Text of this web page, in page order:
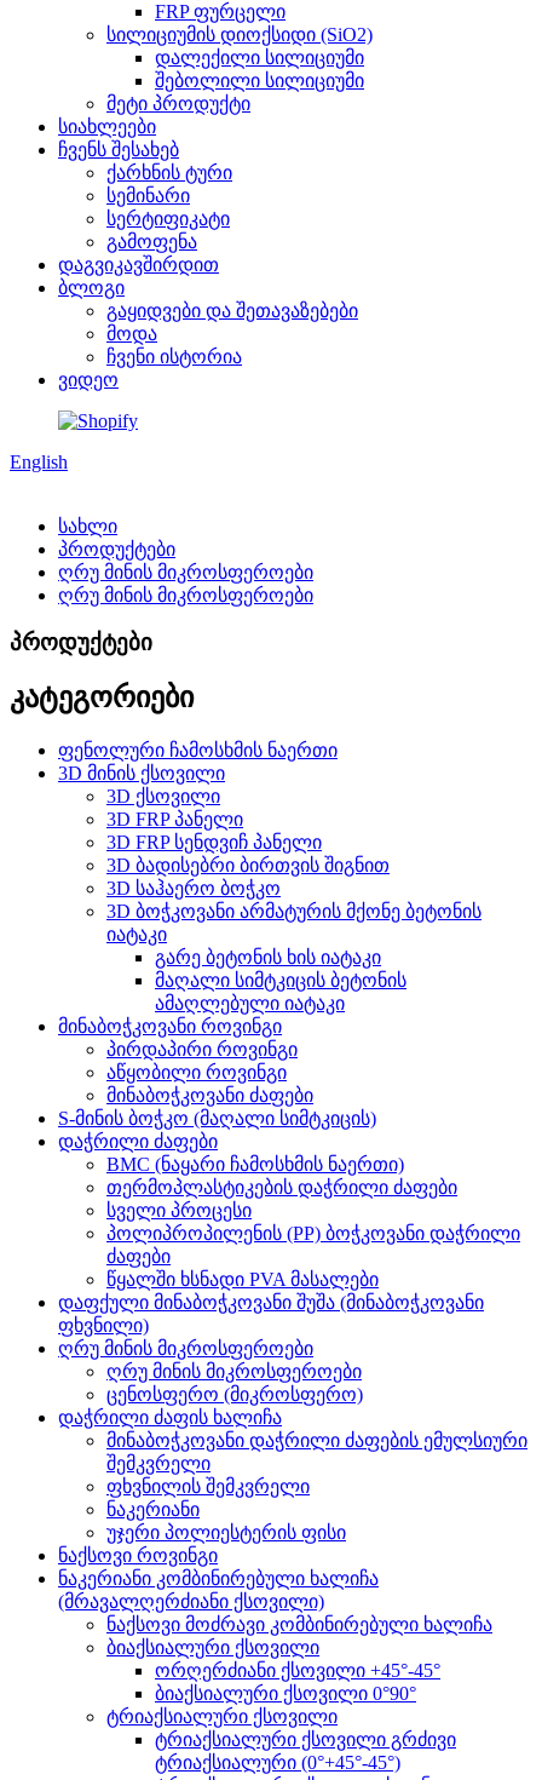
FRP ფურცელი
სილიციუმის დიოქსიდი (SiO2)
დალექილი სილიციუმი
შებოლილი სილიციუმი
მეტი პროდუქტი
სიახლეები
ჩვენს შესახებ
ქარხნის ტური
სემინარი
სერტიფიკატი
გამოფენა
დაგვიკავშირდით
ბლოგი
გაყიდვები და შეთავაზებები
მოდა
ჩვენი ისტორია
ვიდეო
English
სახლი
პროდუქტები
ღრუ მინის მიკროსფეროები
ღრუ მინის მიკროსფეროები
პროდუქტები
კატეგორიები
ფენოლური ჩამოსხმის ნაერთი
3D მინის ქსოვილი
3D ქსოვილი
3D FRP პანელი
3D FRP სენდვიჩ პანელი
3D ბადისებრი ბირთვის შიგნით
3D საჰაერო ბოჭკო
3D ბოჭკოვანი არმატურის მქონე ბეტონის
იატაკი
გარე ბეტონის ხის იატაკი
მაღალი სიმტკიცის ბეტონის
ამაღლებული იატაკი
მინაბოჭკოვანი როვინგი
პირდაპირი როვინგი
აწყობილი როვინგი
მინაბოჭკოვანი ძაფები
S-მინის ბოჭკო (მაღალი სიმტკიცის)
დაჭრილი ძაფები
BMC (ნაყარი ჩამოსხმის ნაერთი)
თერმოპლასტიკების დაჭრილი ძაფები
სველი პროცესი
პოლიპროპილენის (PP) ბოჭკოვანი დაჭრილი
ძაფები
წყალში ხსნადი PVA მასალები
დაფქული მინაბოჭკოვანი შუშა (მინაბოჭკოვანი
ფხვნილი)
ღრუ მინის მიკროსფეროები
ღრუ მინის მიკროსფეროები
ცენოსფერო (მიკროსფერო)
დაჭრილი ძაფის ხალიჩა
მინაბოჭკოვანი დაჭრილი ძაფების ემულსიური
შემკვრელი
ფხვნილის შემკვრელი
ნაკერიანი
უჯერი პოლიესტერის ფისი
ნაქსოვი როვინგი
ნაკერიანი კომბინირებული ხალიჩა
(მრავალღერძიანი ქსოვილი)
ნაქსოვი მოძრავი კომბინირებული ხალიჩა
ბიაქსიალური ქსოვილი
ორღერძიანი ქსოვილი +45°-45°
ბიაქსიალური ქსოვილი 0°90°
ტრიაქსიალური ქსოვილი
ტრიაქსიალური ქსოვილი გრძივი
ტრიაქსიალური (0°+45°-45°)